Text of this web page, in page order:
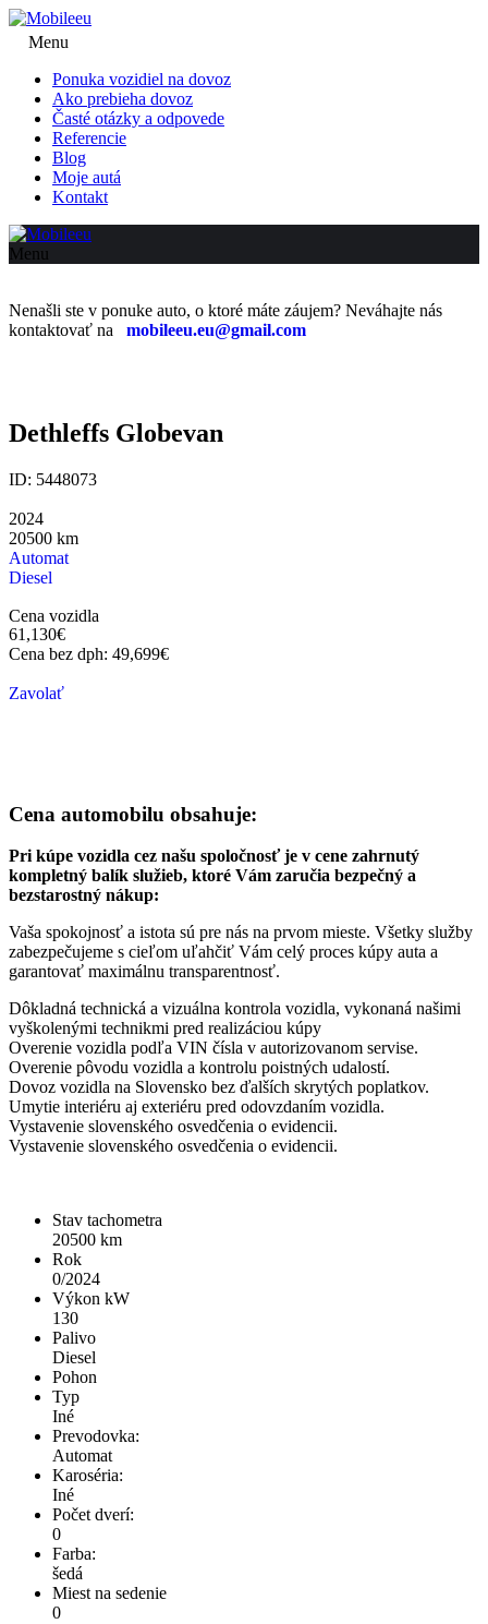
Menu
Ponuka vozidiel na dovoz
Ako prebieha dovoz
Časté otázky a odpovede
Referencie
Blog
Moje autá
Kontakt
Menu
Nenašli ste v ponuke auto, o ktoré máte záujem? Neváhajte nás
kontaktovať na mobileeu.eu@gmail.com
Dethleffs Globevan
ID: 5448073
2024
20500 km
Automat
Diesel
Cena vozidla
61,130€
Cena bez dph: 49,699€
Zavolať
Cena automobilu obsahuje:
Pri kúpe vozidla cez našu spoločnosť je v cene zahrnutý
kompletný balík služieb, ktoré Vám zaručia bezpečný a
bezstarostný nákup:
Vaša spokojnosť a istota sú pre nás na prvom mieste. Všetky služby
zabezpečujeme s cieľom uľahčiť Vám celý proces kúpy auta a
garantovať maximálnu transparentnosť.
Dôkladná technická a vizuálna kontrola vozidla, vykonaná našimi
vyškolenými technikmi pred realizáciou kúpy
Overenie vozidla podľa VIN čísla v autorizovanom servise.
Overenie pôvodu vozidla a kontrolu poistných udalostí.
Dovoz vozidla na Slovensko bez ďalších skrytých poplatkov.
Umytie interiéru aj exteriéru pred odovzdaním vozidla.
Vystavenie slovenského osvedčenia o evidencii.
Vystavenie slovenského osvedčenia o evidencii.
Stav tachometra
20500 km
Rok
0/2024
Výkon kW
130
Palivo
Diesel
Pohon
Typ
Iné
Prevodovka:
Automat
Karoséria:
Iné
Počet dverí:
0
Farba:
šedá
Miest na sedenie
0